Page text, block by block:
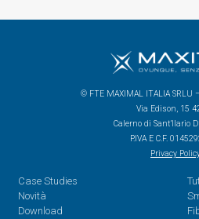
© FTE MAXIMAL ITALIA SRLU
Via Edison, 15
Calerno di Sant’Ilario
P.IVA E C.F.
Privacy
Case Studies
Novità
Download